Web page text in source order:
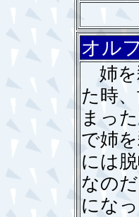
オル
姉を
た時
まっ
で姉
には
なの
にな